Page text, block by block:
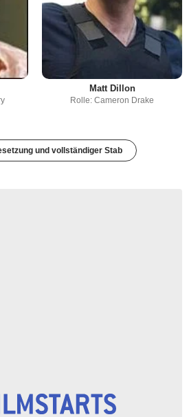
Matt Dillon
Rolle: Cameron Drake
und vollständiger Stab